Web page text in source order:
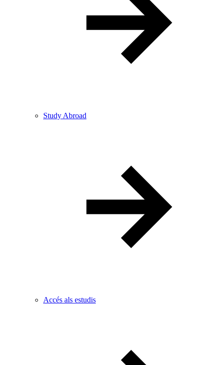
Study Abroad
Accés als estudis